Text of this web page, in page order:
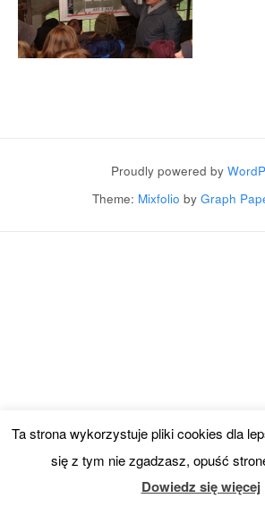
Proudly powered by
Theme: Mixfolio by Graph
Ta strona wykorzystuje pliki cookies dla
się z tym nie zgadzasz, opuść
Dowiedz się więcej